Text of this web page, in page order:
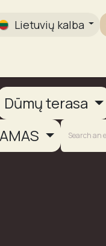
Lietuvių kalba
Dūmų terasa